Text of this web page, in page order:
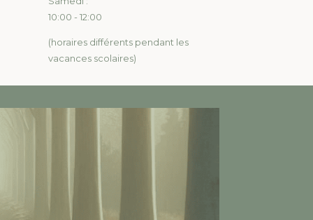
10:00 - 12:00
(horaires différents pendant les
vacances scolaires)